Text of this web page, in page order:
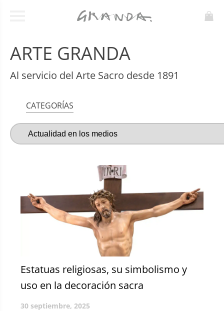
ARTE GRANDA
Al servicio del Arte Sacro desde 1891
CATEGORÍAS
Estatuas religiosas, su simbolismo y
uso en la decoración sacra
30 septiembre, 2025